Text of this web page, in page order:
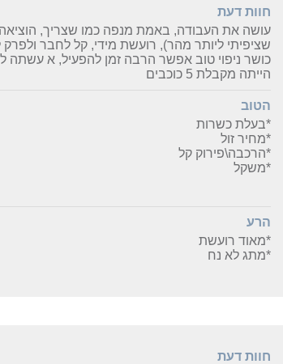
חוות דעת
עושה את העבודה, באמת מנפה כמו שצריך, הוציאה
שציפיתי ליותר מהר), רועשת מידי, קל לחבר
כושר ניפוי טוב אפשר הרבה זמן להפעיל, א עשתה
הייתה מקבלת 5 כוכבים
הטוב
*בעלת כשרות
*מחיר זול
*הרכבה\פירוק קל
*משקל
הרע
*מאוד רועשת
*מתג לא נח
חוות דעת